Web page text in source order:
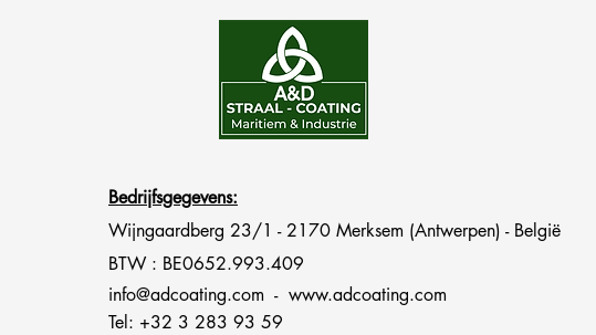
Bedrijfsgegevens:
Wijngaardberg 23/1 - 2170 Merksem (Antwerpen) - België
BTW : BE0652.993.409
info@adcoating.com - www.adcoating.com
Tel: +32 3 283 93 59